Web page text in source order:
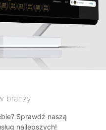
branży
Sprawdź naszą
najlepszych!